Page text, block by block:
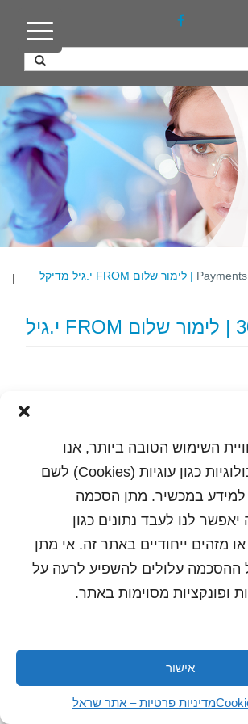
השימוש הטובה ביותר, אנו
משתמשים בטכנולוגיות כגון עוגיות (Cookies) לשם
למידע במכשיר. מתן הסכמה
יאפשר לנו לעבד נתונים כגון
מזהים ייחודיים באתר זה. אי מתן
ההסכמה עלולים להשפיע לרעה על
ופונקציות מסוימות באתר.
אישור
מדיניות פרטיות – אתר שראל
Payments
|
30/015/26 | לימור שלום FROM י.גיל
כל הזכויות שמורות לשראל 2018 | עיצוב ותכנות: סטודיו
"היוצרים"